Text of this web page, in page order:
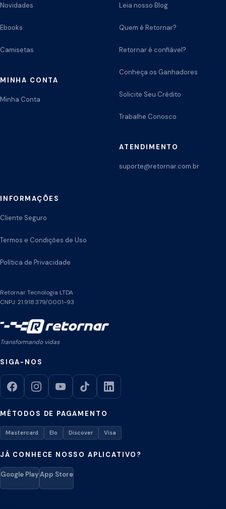
Novidades
Ebooks
Camisetas
MINHA CONTA
Minha Conta
Leia nosso Blog
Quem é Retornar?
Retornar é confiável?
Conheça os Ganhadores
Solicite Seu Crédito
Trabalhe Conosco
ATENDIMENTO
suporte@retornar.com.br
INFORMAÇÕES
Cliente Seguro
Termos e Condições de Uso
Política de Privacidade
Retornar Tecnologia LTDA
CNPJ: 21.918.379/0001-93
Transformando vidas
SIGA-NOS
MÉTODOS DE PAGAMENTO
Mastercard Elo Discover Visa
JÁ CONHECE NOSSO APLICATIVO?
Google PlayApp Store